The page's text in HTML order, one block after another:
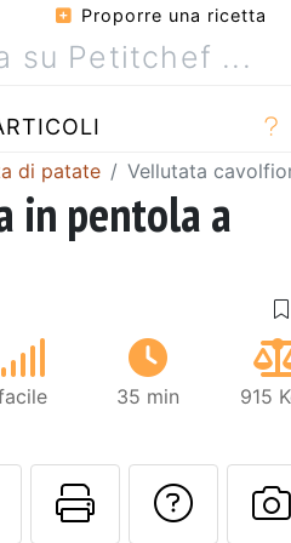
Proporre una ricetta
di patate Vellutata
in pentola a
35 min 915
Invia questa
Stampa